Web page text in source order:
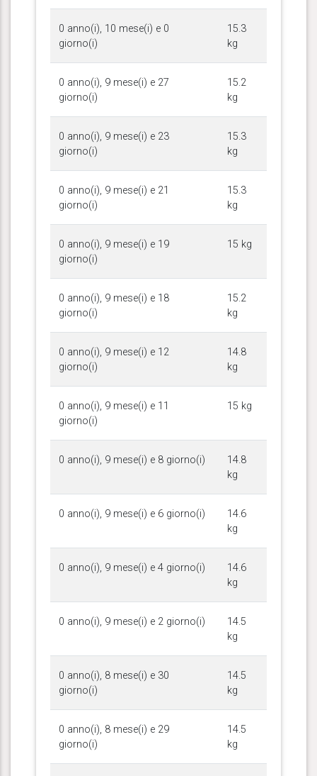
0 anno(i), 10 mese(i) e 0
giorno(i)
15.3
kg
0 anno(i), 9 mese(i) e 27
giorno(i)
15.2
kg
0 anno(i), 9 mese(i) e 23
giorno(i)
15.3
kg
0 anno(i), 9 mese(i) e 21
giorno(i)
15.3
kg
0 anno(i), 9 mese(i) e 19
giorno(i)
15 kg
0 anno(i), 9 mese(i) e 18
giorno(i)
15.2
kg
0 anno(i), 9 mese(i) e 12
giorno(i)
14.8
kg
0 anno(i), 9 mese(i) e 11
giorno(i)
15 kg
0 anno(i), 9 mese(i) e 8 giorno(i)
14.8
kg
0 anno(i), 9 mese(i) e 6 giorno(i)
14.6
kg
0 anno(i), 9 mese(i) e 4 giorno(i)
14.6
kg
0 anno(i), 9 mese(i) e 2 giorno(i)
14.5
kg
0 anno(i), 8 mese(i) e 30
giorno(i)
14.5
kg
0 anno(i), 8 mese(i) e 29
giorno(i)
14.5
kg